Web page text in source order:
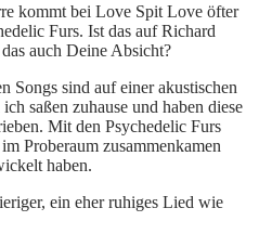
kommt bei Love Spit Love öfter
Furs. Ist das auf Richard
auch Deine Absicht?
Songs sind auf einer akustischen
saßen zuhause und haben diese
Mit den Psychedelic Furs
Proberaum zusammenkamen
haben.
ein eher ruhiges Lied wie